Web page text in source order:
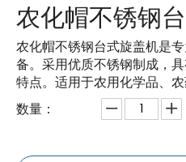
农化帽不锈钢
农化帽不锈钢台式旋盖机是
备。采用优质不锈钢制成，
特点。适用于农用化学品、农
数量：